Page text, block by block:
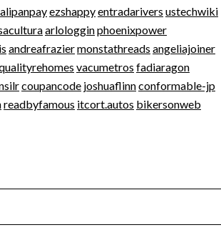
alipanpayezshappyentradarivers ustechwiki
arlologginphoenixpower
andreafraziermonstathreads angeliajoiner
vacumetros fadiaragon
coupancode joshuaflinnconformable-jp
readbyfamous itcort.autos bikersonweb